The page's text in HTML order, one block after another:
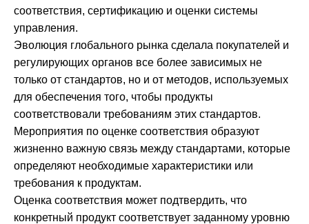
соответствия, сертификацию и оценки системы
управления.
Эволюция глобального рынка сделала покупателей и
регулирующих органов все более зависимых не
только от стандартов, но и от методов, используемых
для обеспечения того, чтобы продукты
соответствовали требованиям этих стандартов.
Мероприятия по оценке соответствия образуют
жизненно важную связь между стандартами, которые
определяют необходимые характеристики или
требования к продуктам.
Оценка соответствия может подтвердить, что
конкретный продукт соответствует заданному уровню